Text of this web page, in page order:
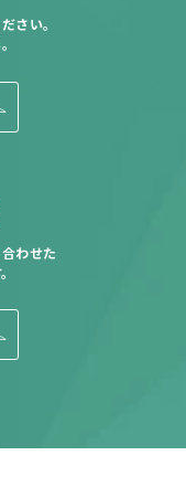
さい。
わせた